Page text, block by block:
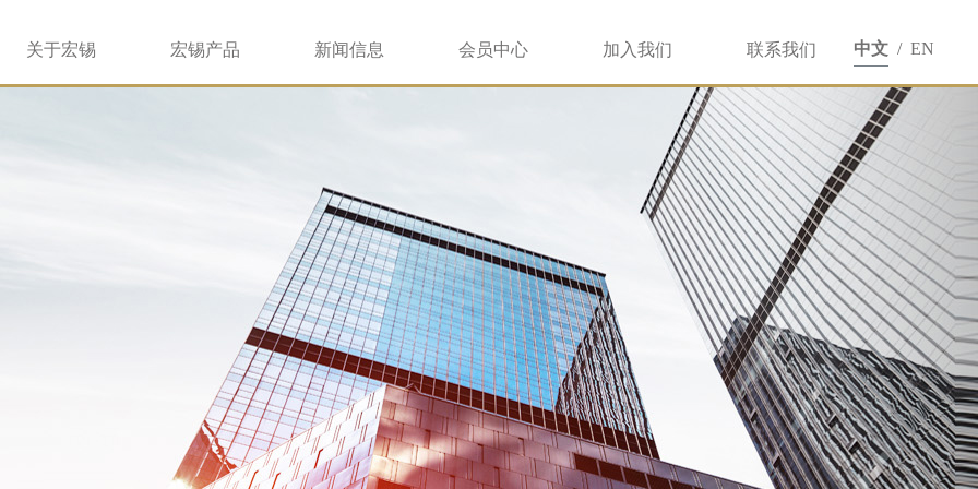
关于宏锡 宏锡产品 新闻信息 会员中心 加入我们 联系我们 中文 / EN